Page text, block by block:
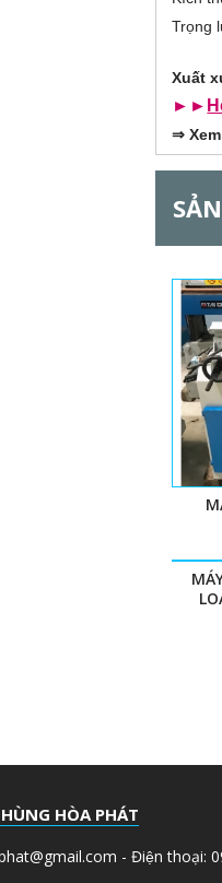
o
n
a
G
Trọng
Xuất
►►
⇒
HÒA PHÁT
- Điện thoại: